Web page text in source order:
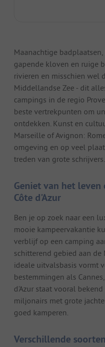
Maanachtige
gapende kloven en ruige
rivieren en misschien wel
Middellandse Zee - dit
campings in de regio
beste vertrekpunten om
ontdekken. Kunst en
Marseille of Avignon:
omgeving en op veel
treden van grote schrijvers.
Geniet van het leven
Côte d'Azur
Ben je op zoek naar een
mooie kampeervakantie
verblijf op een camping
schitterend gebied aan de
ideale uitvalsbasis vormt
bestemmingen als
d'Azur staat vooral
miljonairs met grote
goed kamperen.
Verschillende